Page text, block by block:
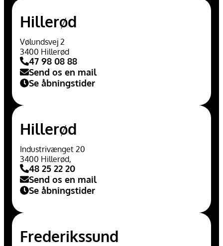
Hillerød
Vølundsvej 2
3400 Hillerød
47 98 08 88
Send os en mail
Se åbningstider
Hillerød
Industrivænget 20
3400 Hillerød,
48 25 22 20
Send os en mail
Se åbningstider
Frederikssund